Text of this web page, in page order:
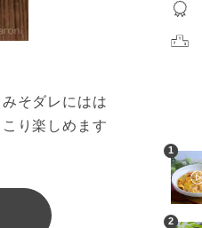
そダレにはは
り楽しめます
1
2